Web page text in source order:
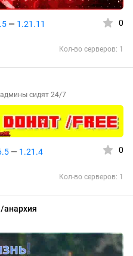
— 1.21.11 0
Кол-во серверов: 1
сидят 24/7
— 1.21.4 0
Кол-во серверов: 1
анархия